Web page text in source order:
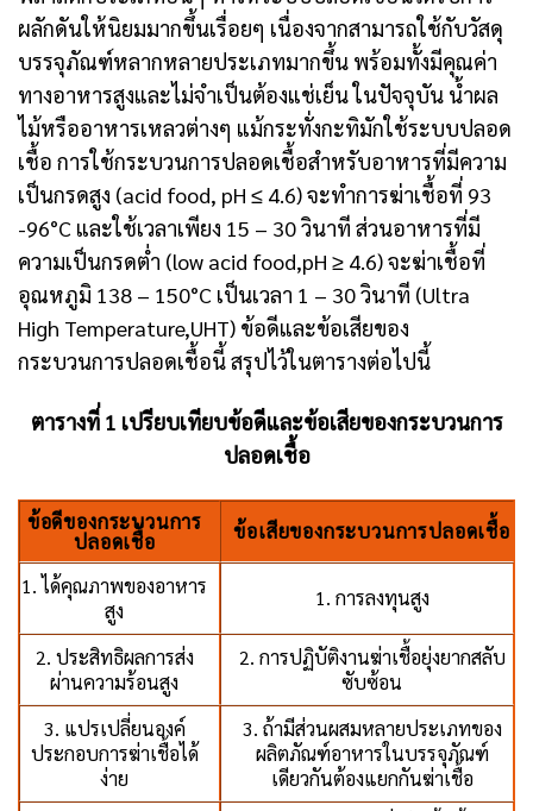
ผลักดันให้นิยมมากขึ้นเรื่อยๆ เนื่องจากสามารถใช้กับวัสดุ
บรรจุภัณฑ์หลากหลายประเภทมากขึ้น พร้อมทั้งมีคุณค่า
ทางอาหารสูงและไม่จำเป็นต้องแช่เย็น ในปัจจุบัน น้ำผล
ไม้หรืออาหารเหลวต่างๆ แม้กระทั่งกะทิมักใช้ระบบปลอด
เชื้อ การใช้กระบวนการปลอดเชื้อสำหรับอาหารที่มีความ
เป็นกรดสูง (acid food, pH ≤ 4.6) จะทำการฆ่าเชื้อที่ 93
-96°C และใช้เวลาเพียง 15 – 30 วินาที ส่วนอาหารที่มี
ความเป็นกรดต่ำ (low acid food,pH ≥ 4.6) จะฆ่าเชื้อที่
อุณหภูมิ 138 – 150°C เป็นเวลา 1 – 30 วินาที (Ultra
High Temperature,UHT) ข้อดีและข้อเสียของ
กระบวนการปลอดเชื้อนี้ สรุปไว้ในตารางต่อไปนี้
ตารางที่ 1 เปรียบเทียบข้อดีและข้อเสียของกระบวนการ
ปลอดเชื้อ
ข้อดีของกระบวนการ
ปลอดเชื้อ
ข้อเสียของกระบวนการปลอดเชื้อ
1. ได้คุณภาพของอาหาร
สูง
1. การลงทุนสูง
2. ประสิทธิผลการส่ง
ผ่านความร้อนสูง
2. การปฏิบัติงานฆ่าเชื้อยุ่งยากสลับ
ซับซ้อน
3. แปรเปลี่ยนองค์
ประกอบการฆ่าเชื้อได้
ง่าย
3. ถ้ามีส่วนผสมหลายประเภทของ
ผลิตภัณฑ์อาหารในบรรจุภัณฑ์
เดียวกันต้องแยกกันฆ่าเชื้อ